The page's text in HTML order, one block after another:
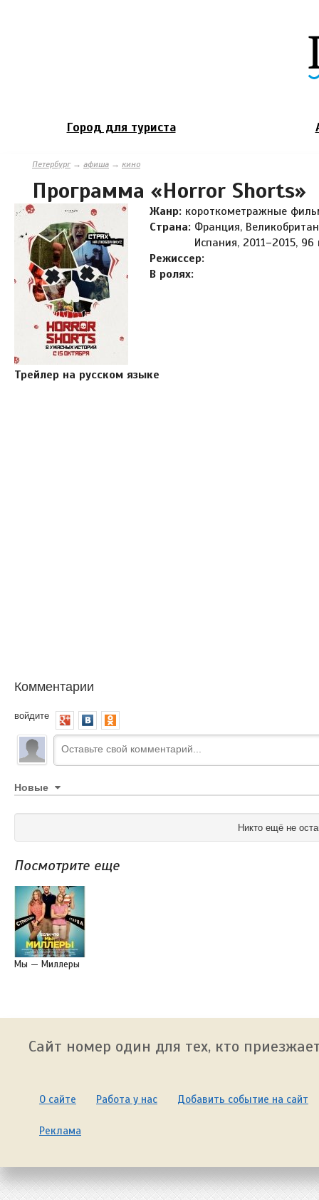
Город для туриста
Петербург→ афиша → кино
Программа «Horror Shorts»
Жанр: короткометражные
Страна: Франция,
Испания, 2011–2015, 96
Режиссер:
В ролях:
Трейлер на русском языке
Комментарии
войдите
Новые
Никто ещё не
Посмотрите еще
Мы — Миллеры
Сайт номер один для тех, кто
О сайте Работа у нас Добавить событие на сайт
Реклама